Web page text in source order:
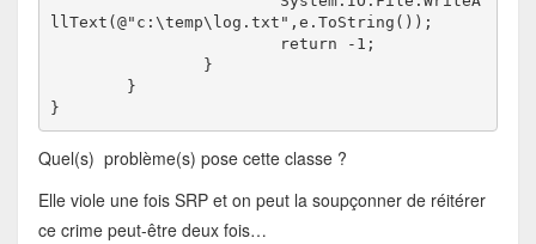
llText(@"c:\temp\log.txt",e.ToString());
}
Quel(s) problème(s) pose cette classe ?
Elle viole une fois SRP et on peut la soupçonner de réitérer
ce crime peut-être deux fois…